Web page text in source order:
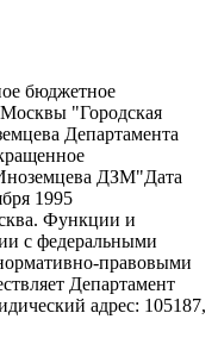
бюджетное
"Городская
Департамента
ДЗМ"Дата
1995
Функции и
с федеральными
правовыми
Департамент
адрес: 105187,